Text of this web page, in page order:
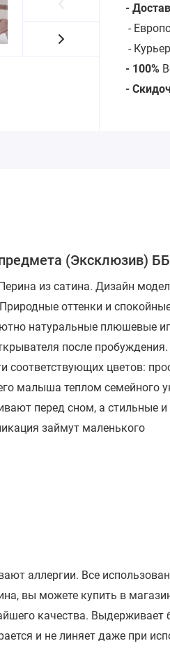
-
-
-
- 100%
-
(Эксклюзив)
из сатина. Дизайн
оттенки и
натуральные плюшевые
после пробуждения.
соответствующих цветов:
малыша теплом семейного
перед сном, а стильные
займут маленького
аллергии. Все
вы можете купить в
качества. Выдерживает
и не линяет даже при